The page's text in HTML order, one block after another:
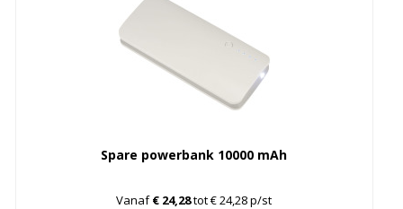
Spare powerbank 10000 mAh
Vanaf€ 24,28tot € 24,28 p/st